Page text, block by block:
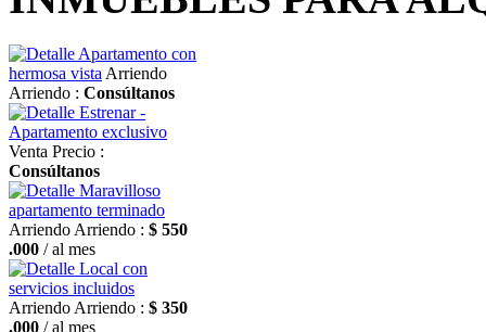
Apartamento con
hermosa vista Arriendo
Arriendo : Consúltanos
Estrenar -
Apartamento exclusivo
Venta Precio :
Consúltanos
Maravilloso
apartamento terminado
Arriendo Arriendo : $ 550
.000 / al mes
Local con
servicios incluidos
Arriendo Arriendo : $ 350
.000 / al mes